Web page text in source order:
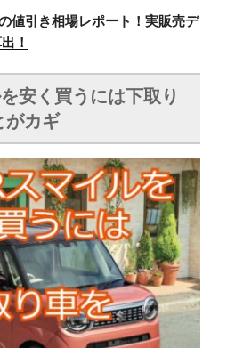
値引き相場レポート！実販売デ
！
安く買うには下取り
がカギ